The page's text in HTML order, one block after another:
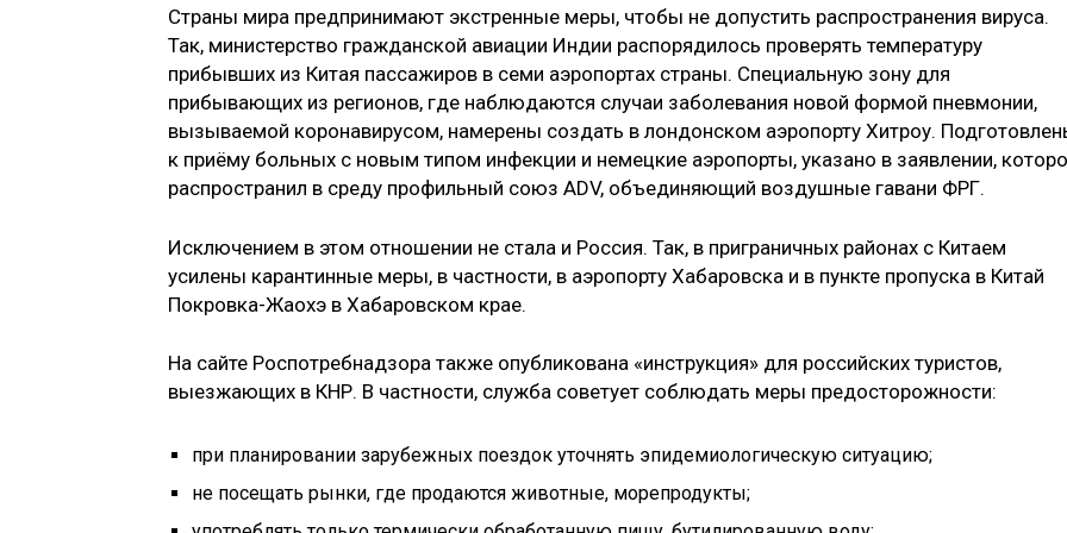
Страны мира предпринимают экстренные меры, чтобы не допустить распространения вируса.
Так, министерство гражданской авиации Индии распорядилось проверять температуру
прибывших из Китая пассажиров в семи аэропортах страны. Специальную зону для
прибывающих из регионов, где наблюдаются случаи заболевания новой формой пневмонии,
вызываемой коронавирусом, намерены создать в лондонском аэропорту Хитроу.
к приёму больных с новым типом инфекции и немецкие аэропорты, указано в заявлении,
распространил в среду профильный союз ADV, объединяющий воздушные гавани ФРГ.
Исключением в этом отношении не стала и Россия. Так, в приграничных районах с Китаем
усилены карантинные меры, в частности, в аэропорту Хабаровска и в пункте пропуска в Китай
Покровка-Жаохэ в Хабаровском крае.
На сайте Роспотребнадзора также опубликована «инструкция» для российских туристов,
выезжающих в КНР. В частности, служба советует соблюдать меры предосторожности:
при планировании зарубежных поездок уточнять эпидемиологическую ситуацию;
не посещать рынки, где продаются животные, морепродукты;